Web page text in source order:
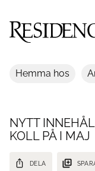
Hemma hos
NYTT
KOLL PÅ I MAJ
DELA